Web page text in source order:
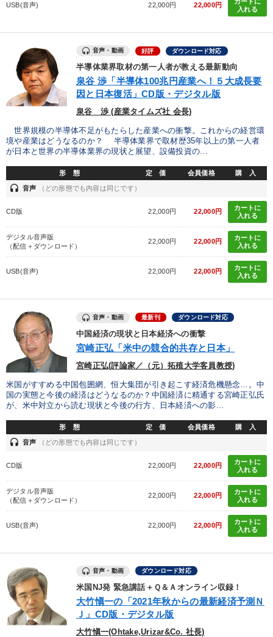
USB(音声) 22,000円 22,000円
入れる
音声・動画 好評 ダウンロード対応
半導体業界取材の第一人者が教える最新動向
泉谷 渉「半導体100兆円産業へ！５大成長要
因と日本復活」CD版・デジタル版
泉谷 渉 (産業タイムズ社 会長)
世界規模の半導体不足がもたらした産業への衝撃。これからの経営環
境や産業はどうなるのか？ 半導体業界で取材歴35年以上の第一人者
が日本と世界の半導体業界の現状と展望、設備投資の...
形 態 定 価 会員価格 購 入
headset 音声 （どの形態でも内容は同じです）
CD版 22,000円 22,000円
カートに
入れる
デジタル音声版
（配信＋ダウンロード）
22,000円 22,000円
カートに
入れる
USB(音声) 22,000円 22,000円
カートに
入れる
音声・動画 最新刊 ダウンロード対応
中国経済の現状と日本経済への衝撃
宮崎正弘「米中の競合的共存と日本」
宮崎正弘(評論家／（元）拓殖大学客員教授)
米国がすすめる中国包囲網、恒大集団が引き起こす経済危機懸念…。中
国の実態と今後の経済はどうなるのか？中国経済に精通する宮崎正弘氏
が、米中対立から読む現状と今後の行方、日本経済への影...
形 態 定 価 会員価格 購 入
headset 音声 （どの形態でも内容は同じです）
CD版 22,000円 22,000円
カートに
入れる
デジタル音声版
（配信＋ダウンロード）
22,000円 22,000円
カートに
入れる
USB(音声) 22,000円 22,000円
カートに
入れる
音声・動画 ダウンロード対応
米国NJ発 緊急講話＋Ｑ＆Ａオンライン収録！
大竹愼一の「2021年秋からの最新経済予測Ｎ
Ｊ」CD版・デジタル版
大竹愼一(Ohtake,Urizar&Co. 社長)